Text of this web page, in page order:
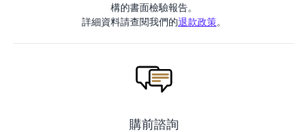
構的書面檢驗報告。
詳細資料請查閱我們的退款政策。
購前諮詢